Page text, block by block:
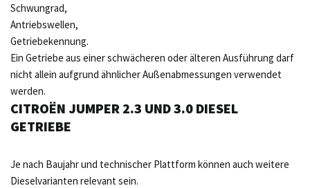
Schwungrad,
Antriebswellen,
Getriebekennung.
Ein Getriebe aus einer schwächeren oder älteren Ausführung darf
nicht allein aufgrund ähnlicher Außenabmessungen verwendet
werden.
CITROËN JUMPER 2.3 UND 3.0 DIESEL
GETRIEBE
Je nach Baujahr und technischer Plattform können auch weitere
Dieselvarianten relevant sein.